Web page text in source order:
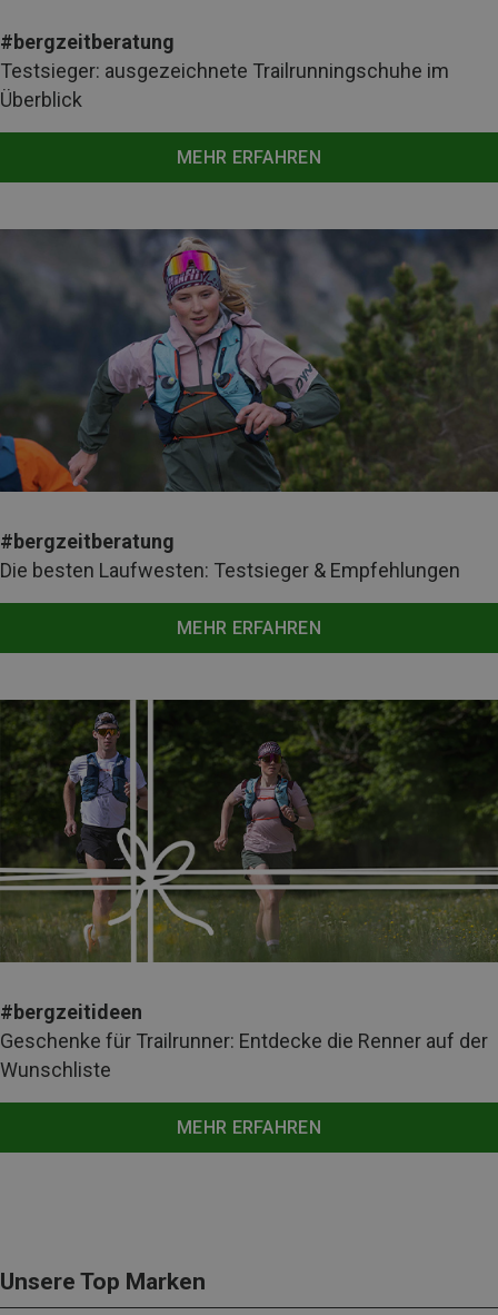
#bergzeitberatung
Testsieger: ausgezeichnete Trailrunningschuhe im
Überblick
MEHR ERFAHREN
#bergzeitberatung
Die besten Laufwesten: Testsieger & Empfehlungen
MEHR ERFAHREN
#bergzeitideen
Geschenke für Trailrunner: Entdecke die Renner auf der
Wunschliste
MEHR ERFAHREN
Unsere Top Marken